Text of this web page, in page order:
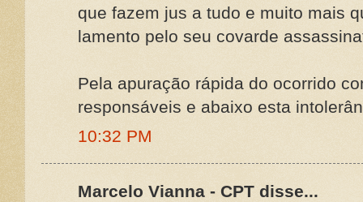
que fazem jus a tudo e muito mais
lamento pelo seu covarde
Pela apuração rápida do ocorrido
responsáveis e abaixo esta
10:32 PM
Marcelo Vianna - CPT disse...